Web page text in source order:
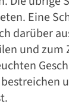
Eine
darüber
und zum